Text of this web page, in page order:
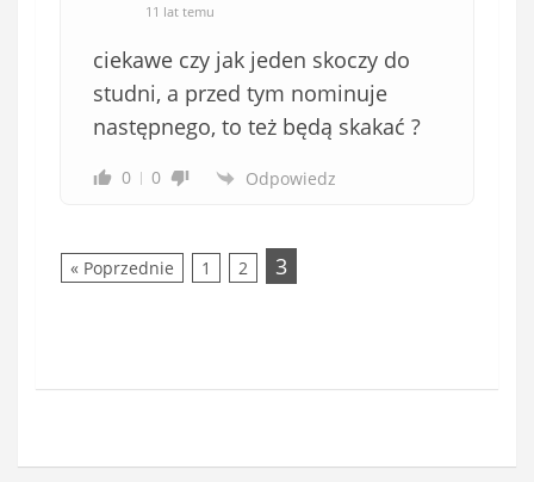
11 lat temu
ciekawe czy jak jeden skoczy do
studni, a przed tym nominuje
następnego, to też będą skakać ?
0 0 Odpowiedz
« Poprzednie 1 2 3